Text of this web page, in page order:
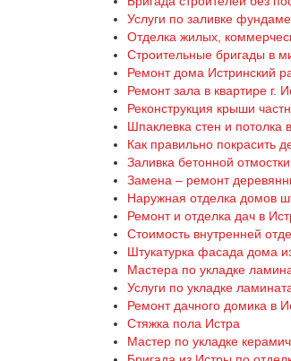
Услуги по заливке
Отделка жилых,
Строительные бригады в
Ремонт дома Истринский
Ремонт зала в квартире г.
Реконструкция крыши
Шпаклевка стен и потолка
Как правильно покрасить
Заливка бетонной
Замена – ремонт
Наружная отделка домов
Ремонт и отделка дач в
Стоимость внутренней
Штукатурка фасада дома
Мастера по укладке
Услуги по укладке
Ремонт дачного домика в
Стяжка пола Истра
Мастер по укладке